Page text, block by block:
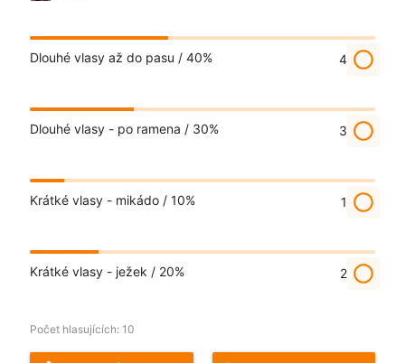
Dlouhé vlasy až do pasu / 40% 4 radio_button_unchecked
Dlouhé vlasy - po ramena / 30% 3 radio_button_unchecked
Krátké vlasy - mikádo / 10% 1 radio_button_unchecked
Krátké vlasy - ježek / 20% 2 radio_button_unchecked
Počet hlasujících: 10